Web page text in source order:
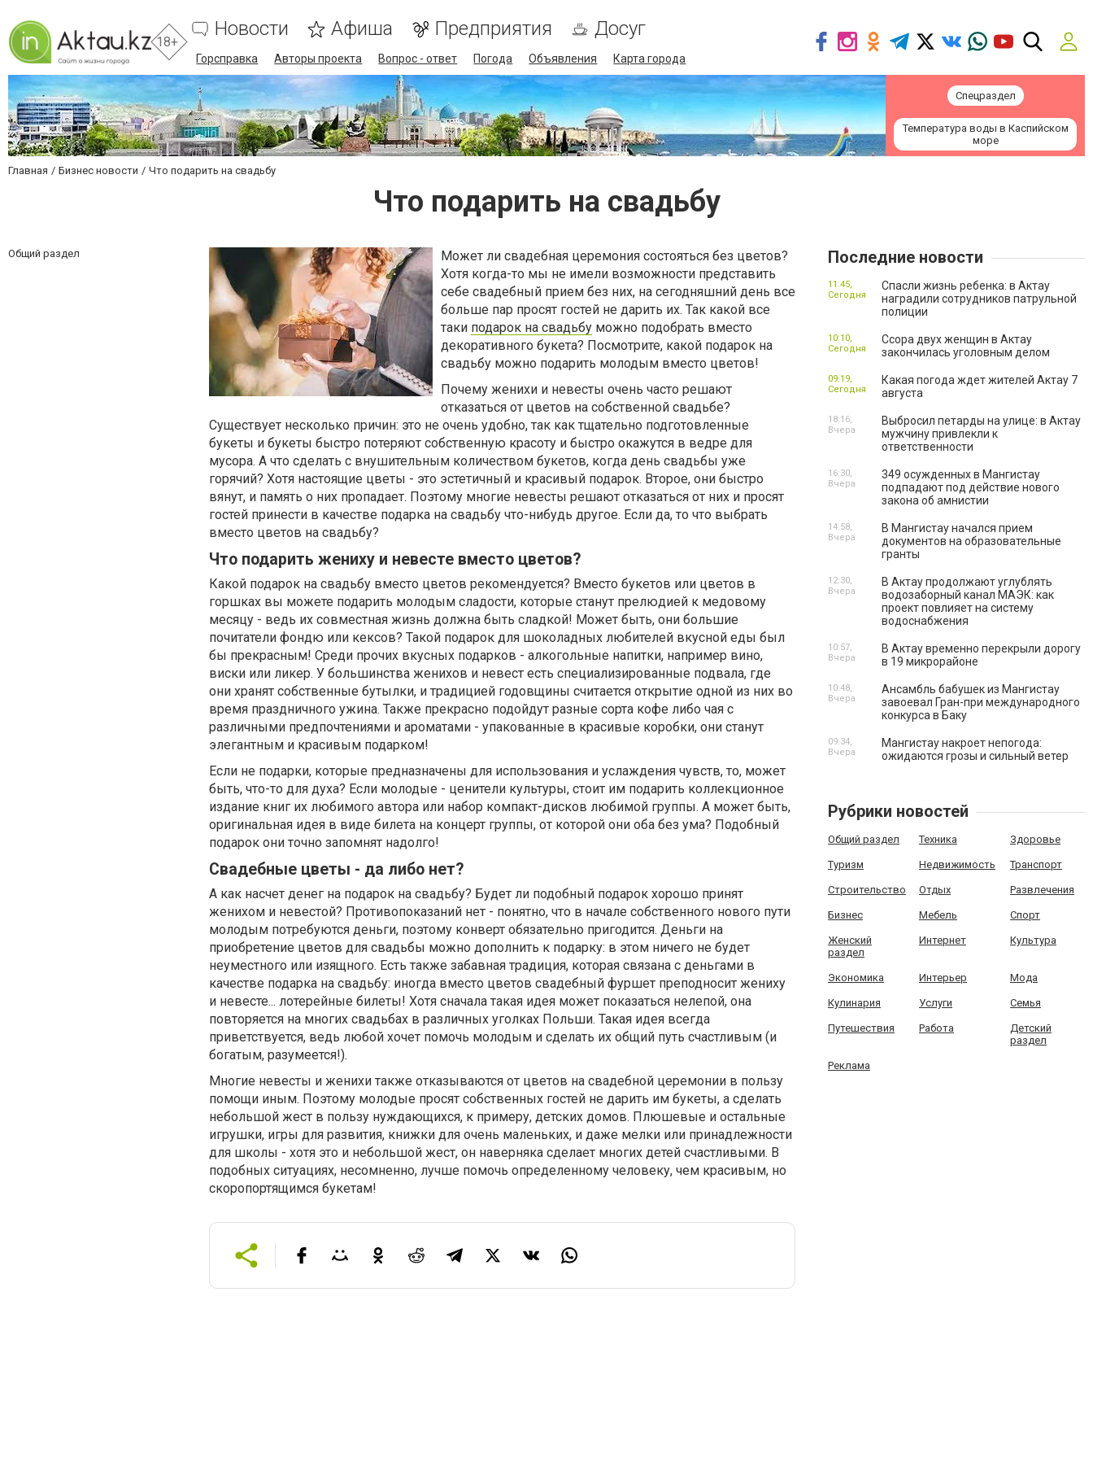
18+
Новости Афиша Предприятия Досуг
Горсправка Авторы проекта Вопрос - ответ Погода Объявления Карта города
Спецраздел
Температура воды в Каспийском
море
Главная Бизнес новости Что подарить на свадьбу
Что подарить на свадьбу
Общий раздел
Может ли свадебная церемония состояться без цветов?
Хотя когда-то мы не имели возможности представить
себе свадебный прием без них, на сегодняшний день все
больше пар просят гостей не дарить их. Так какой все
таки подарок на свадьбу можно подобрать вместо
декоративного букета? Посмотрите, какой подарок на
свадьбу можно подарить молодым вместо цветов!
Почему женихи и невесты очень часто решают
отказаться от цветов на собственной свадьбе?
Существует несколько причин: это не очень удобно, так как тщательно подготовленные
букеты и букеты быстро потеряют собственную красоту и быстро окажутся в ведре для
мусора. А что сделать с внушительным количеством букетов, когда день свадьбы уже
горячий? Хотя настоящие цветы - это эстетичный и красивый подарок. Второе, они быстро
вянут, и память о них пропадает. Поэтому многие невесты решают отказаться от них и просят
гостей принести в качестве подарка на свадьбу что-нибудь другое. Если да, то что выбрать
вместо цветов на свадьбу?
Что подарить жениху и невесте вместо цветов?
Какой подарок на свадьбу вместо цветов рекомендуется? Вместо букетов или цветов в
горшках вы можете подарить молодым сладости, которые станут прелюдией к медовому
месяцу - ведь их совместная жизнь должна быть сладкой! Может быть, они большие
почитатели фондю или кексов? Такой подарок для шоколадных любителей вкусной еды был
бы прекрасным! Среди прочих вкусных подарков - алкогольные напитки, например вино,
виски или ликер. У большинства женихов и невест есть специализированные подвала, где
они хранят собственные бутылки, и традицией годовщины считается открытие одной из них во
время праздничного ужина. Также прекрасно подойдут разные сорта кофе либо чая с
различными предпочтениями и ароматами - упакованные в красивые коробки, они станут
элегантным и красивым подарком!
Если не подарки, которые предназначены для использования и услаждения чувств, то, может
быть, что-то для духа? Если молодые - ценители культуры, стоит им подарить коллекционное
издание книг их любимого автора или набор компакт-дисков любимой группы. А может быть,
оригинальная идея в виде билета на концерт группы, от которой они оба без ума? Подобный
подарок они точно запомнят надолго!
Свадебные цветы - да либо нет?
А как насчет денег на подарок на свадьбу? Будет ли подобный подарок хорошо принят
женихом и невестой? Противопоказаний нет - понятно, что в начале собственного нового пути
молодым потребуются деньги, поэтому конверт обязательно пригодится. Деньги на
приобретение цветов для свадьбы можно дополнить к подарку: в этом ничего не будет
неуместного или изящного. Есть также забавная традиция, которая связана с деньгами в
качестве подарка на свадьбу: иногда вместо цветов свадебный фуршет преподносит жениху
и невесте... лотерейные билеты! Хотя сначала такая идея может показаться нелепой, она
повторяется на многих свадьбах в различных уголках Польши. Такая идея всегда
приветствуется, ведь любой хочет помочь молодым и сделать их общий путь счастливым (и
богатым, разумеется!).
Многие невесты и женихи также отказываются от цветов на свадебной церемонии в пользу
помощи иным. Поэтому молодые просят собственных гостей не дарить им букеты, а сделать
небольшой жест в пользу нуждающихся, к примеру, детских домов. Плюшевые и остальные
игрушки, игры для развития, книжки для очень маленьких, и даже мелки или принадлежности
для школы - хотя это и небольшой жест, он наверняка сделает многих детей счастливыми. В
подобных ситуациях, несомненно, лучше помочь определенному человеку, чем красивым, но
скоропортящимся букетам!
Последние новости
Спасли жизнь ребенка: в Актау
наградили сотрудников патрульной
полиции
11:45,
Сегодня
Ссора двух женщин в Актау
закончилась уголовным делом
10:10,
Сегодня
Какая погода ждет жителей Актау 7
августа
09:19,
Сегодня
Выбросил петарды на улице: в Актау
мужчину привлекли к
ответственности
18:16,
Вчера
349 осужденных в Мангистау
подпадают под действие нового
закона об амнистии
16:30,
Вчера
В Мангистау начался прием
документов на образовательные
гранты
14:58,
Вчера
В Актау продолжают углублять
водозаборный канал МАЭК: как
проект повлияет на систему
водоснабжения
12:30,
Вчера
В Актау временно перекрыли дорогу
в 19 микрорайоне
10:57,
Вчера
Ансамбль бабушек из Мангистау
завоевал Гран-при международного
конкурса в Баку
10:48,
Вчера
Мангистау накроет непогода:
ожидаются грозы и сильный ветер
09:34,
Вчера
Рубрики новостей
Общий раздел Техника Здоровье
Туризм Недвижимость Транспорт
Строительство Отдых Развлечения
Бизнес Мебель Спорт
Женский
раздел
Интернет Культура
Экономика Интерьер Мода
Кулинария Услуги Семья
Путешествия Работа
Детский
раздел
Реклама